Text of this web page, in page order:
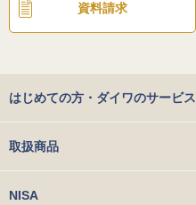
資料請求
はじめての方・ダイワのサービス
取扱商品
NISA